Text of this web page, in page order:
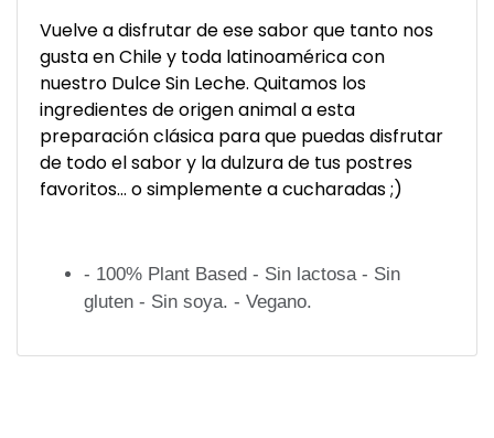
Vuelve a disfrutar de ese sabor que tanto nos
gusta en Chile y toda latinoamérica con
nuestro Dulce Sin Leche. Quitamos los
ingredientes de origen animal a esta
preparación clásica para que puedas disfrutar
de todo el sabor y la dulzura de tus postres
favoritos... o simplemente a cucharadas ;)
- 100% Plant Based - Sin lactosa - Sin
gluten - Sin soya. - Vegano.